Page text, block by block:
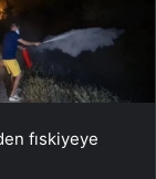
fıskiyeye